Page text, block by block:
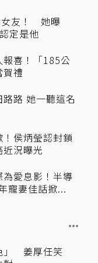
女友！ 她曝
定是他
報喜！「185公
禮
路 她一聽這名
侯炳瑩認封鎖
況曝光
愛息影！半導
寵妻佳話掀...
」 姜厚任笑